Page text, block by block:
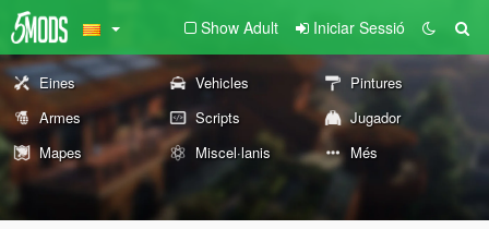
Show Adult Iniciar Sessió
Eines Vehicles
Pintures
Armes
Scripts
Jugador
Mapes
Miscel·lanis Més